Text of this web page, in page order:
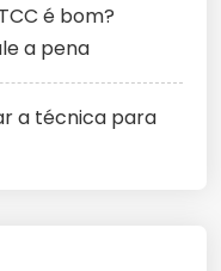
é bom?
a pena
a técnica para